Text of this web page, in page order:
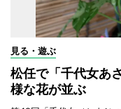
見る・遊ぶ
松任で「千代女あ
様な花が並ぶ